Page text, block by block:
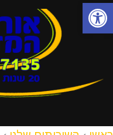
פתח סרגל נגישות